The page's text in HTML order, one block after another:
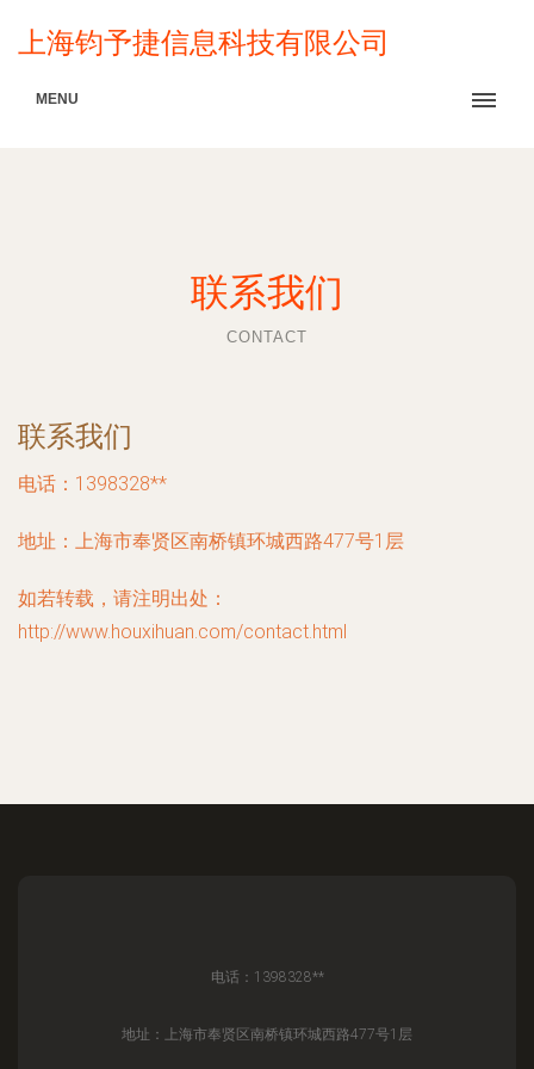
上海钧予捷信息科技有限公司
MENU
联系我们
CONTACT
联系我们
电话：1398328**
地址：上海市奉贤区南桥镇环城西路477号1层
如若转载，请注明出处：
http://www.houxihuan.com/contact.html
电话：1398328**
地址：上海市奉贤区南桥镇环城西路477号1层